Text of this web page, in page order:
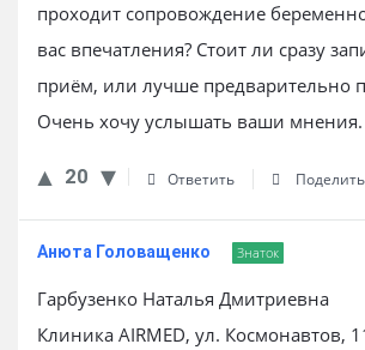
проходит сопровождение
вас впечатления? Стоит ли сразу
приём, или лучше предварительно
Очень хочу услышать ваши мнения.
20 Ответить
Анюта Головащенко Знаток
Гарбузенко Наталья Дмитриевна
Клиника AIRMED, ул. Космонавтов,